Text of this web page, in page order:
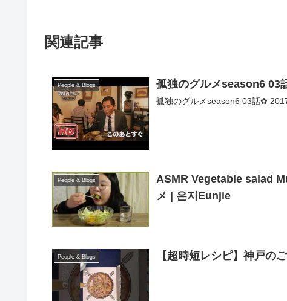
関連記事
People & Blogs 孤独のグルメseason6 03
孤独のグルメseason6 03話✿ 2017
People & Blogs
ASMR Vegetable salad
メ | 은지Eunjie
People & Blogs 【超時短レシピ】神戸の